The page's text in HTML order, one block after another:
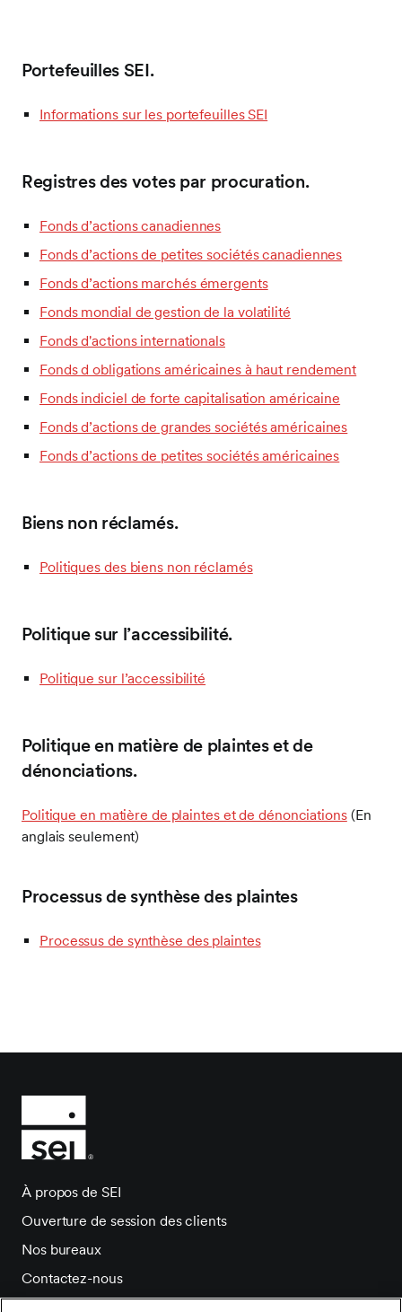
Portefeuilles SEI.
Informations sur les portefeuilles SEI
Registres des votes par procuration.
Fonds d’actions canadiennes
Fonds d’actions de petites sociétés canadiennes
Fonds d’actions marchés émergents
Fonds mondial de gestion de la volatilité
Fonds d'actions internationals
Fonds d obligations américaines à haut rendement
Fonds indiciel de forte capitalisation américaine
Fonds d’actions de grandes sociétés américaines
Fonds d’actions de petites sociétés américaines
Biens non réclamés.
Politiques des biens non réclamés
Politique sur l’accessibilité.
Politique sur l’accessibilité
Politique en matière de plaintes et de
dénonciations.
Politique en matière de plaintes et de dénonciations(En
anglais seulement)
Processus de synthèse des plaintes
Processus de synthèse des plaintes
À propos de SEI
Ouverture de session des clients
Nos bureaux
Contactez-nous